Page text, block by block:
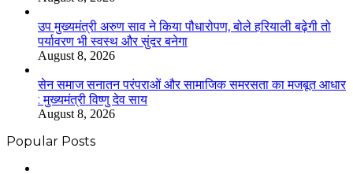
उप मुख्यमंत्री अरुण साव ने किया पौधारोपण, बोले हरियाली बढ़ेगी तो
पर्यावरण भी स्वस्थ और सुंदर बनेगा
August 8, 2026
सेन समाज सनातन परंपराओं और सामाजिक समरसता का मजबूत आधार
: मुख्यमंत्री विष्णु देव साय
August 8, 2026
Popular Posts